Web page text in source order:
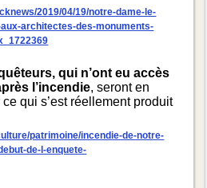
2019/04/19/notre-dame-le-
architectes-des-monuments-
qui n’ont eu accès
l’incendie, seront en
qui s’est réellement produit
patrimoine/incendie-de-notre-
de-l-enquete-